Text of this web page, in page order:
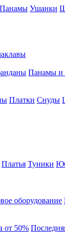
Панамы Ушанки
Панамы и
Платки Снуды
Платья Туники
оборудование
от 50%